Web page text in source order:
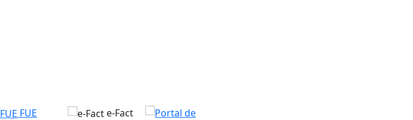
FUE e-Fact